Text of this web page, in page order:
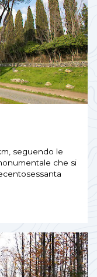
seguendo le
che si